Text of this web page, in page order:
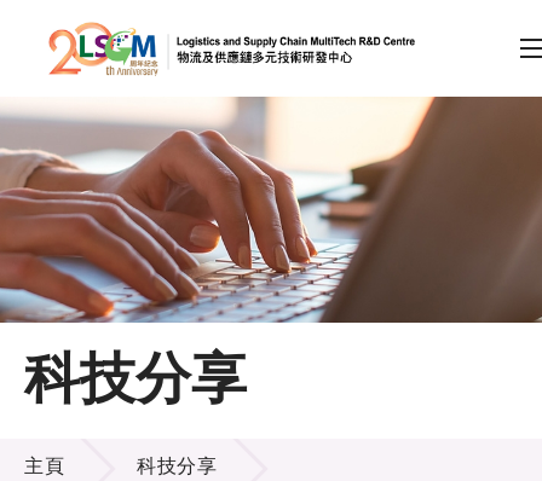
跳到內容（按回車鍵）
會員登入
A EN 繁 简
主頁
關於LSCM
技術商品化
科技分享
科技分享
主頁 科技分享